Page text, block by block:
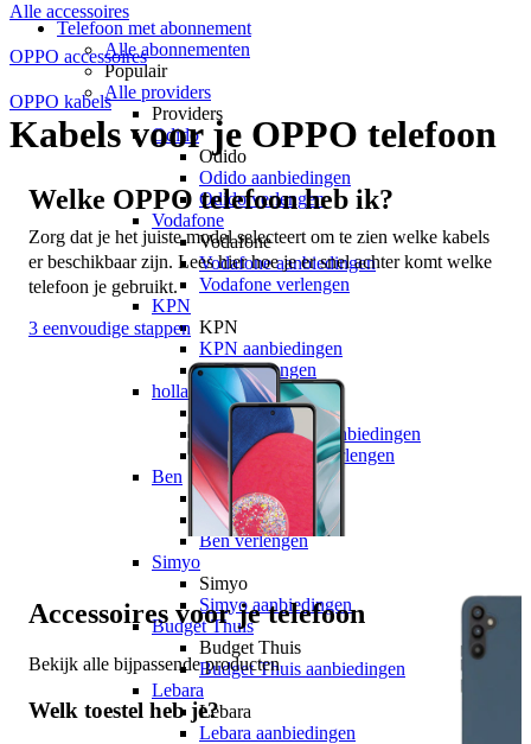
Telefoon met abonnement
Alle abonnementen
Populair
Alle providers
Providers
Odido
Odido
Odido aanbiedingen
Odido verlengen
Vodafone
Vodafone
Vodafone aanbiedingen
Vodafone verlengen
KPN
KPN
KPN aanbiedingen
KPN verlengen
hollandsnieuwe
hollandsnieuwe
hollandsnieuwe aanbiedingen
hollandsnieuwe verlengen
Ben
Ben
Ben aanbiedingen
Ben verlengen
Simyo
Simyo
Simyo aanbiedingen
Budget Thuis
Budget Thuis
Budget Thuis aanbiedingen
Lebara
Lebara
Lebara aanbiedingen
Alle accessoires
OPPO accessoires
OPPO kabels
Kabels voor je OPPO telefoon
Welke OPPO telefoon heb ik?
Zorg dat je het juiste model selecteert om te zien welke kabels
er beschikbaar zijn. Lees hier hoe je er snel achter komt welke
telefoon je gebruikt.
3 eenvoudige stappen
Accessoires voor je telefoon
Bekijk alle bijpassende producten
Welk toestel heb je?